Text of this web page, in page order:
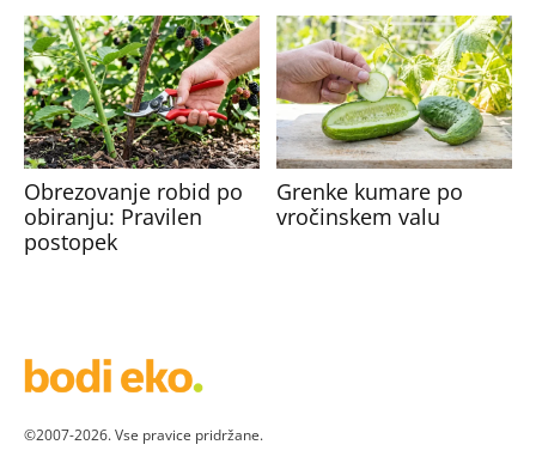
Obrezovanje robid po
obiranju: Pravilen
postopek
Grenke kumare po
vročinskem valu
©2007-2026. Vse pravice pridržane.